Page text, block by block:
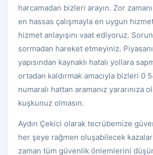
harcamadan bizleri arayın. Zor
en hassas çalışmayla en uygun
hizmet anlayışını vaat ediyoruz.
sormadan hareket etmeyiniz.
yapısından kaynaklı hatalı yollara
ortadan kaldırmak amacıyla bizleri 0
numaralı hattan aramanız yararınıza
kuşkunuz olmasın.
Aydın Çekici olarak tecrübemize
her şeye rağmen oluşabilecek
zaman tüm güvenlik önlemlerini